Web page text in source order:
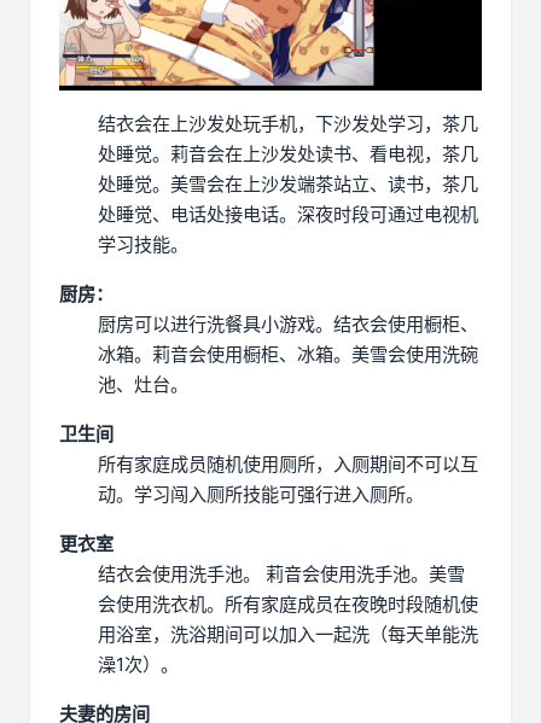
结衣会在上沙发处玩手机，下沙发处学习，茶几
处睡觉。 莉音会在上沙发处读书、看电视，茶几
处睡觉。 美雪会在上沙发端茶站立、读书，茶几
处睡觉、电话处接电话。 深夜时段可通过电视机
学习技能。
厨房：
厨房可以进行洗餐具小游戏。 结衣会使用橱柜、
冰箱。 莉音会使用橱柜、冰箱。 美雪会使用洗碗
池、灶台。
卫生间
所有家庭成员随机使用厕所，入厕期间不可以互
动。 学习闯入厕所技能可强行进入厕所。
更衣室
结衣会使用洗手池。
莉音会使用洗手池。 美雪
会使用洗衣机。 所有家庭成员在夜晚时段随机使
用浴室，洗浴期间可以加入一起洗（每天单能洗
澡1次）。
夫妻的房间